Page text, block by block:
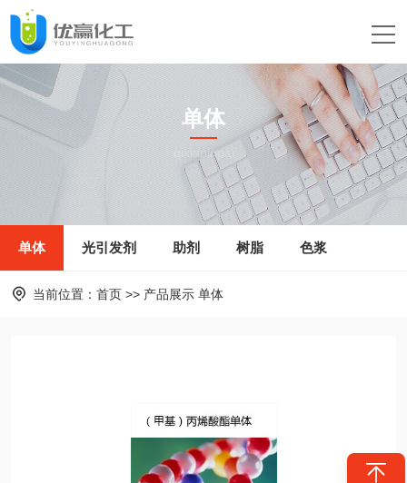
单体
qixiapinpai
单体 光引发剂 助剂 树脂 色浆
当前位置： 首页 >> 产品展示 单体